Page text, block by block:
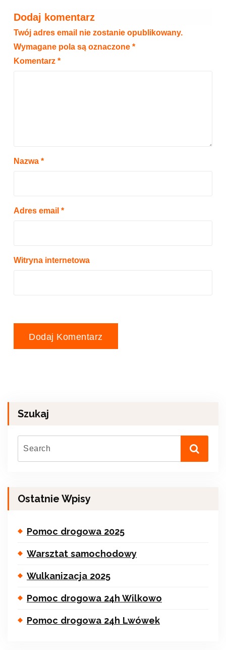
Dodaj komentarz
Twój adres email nie zostanie opublikowany.
Wymagane pola są oznaczone *
Komentarz *
Nazwa *
Adres email *
Witryna internetowa
Szukaj
Ostatnie Wpisy
Pomoc drogowa 2025
Warsztat samochodowy
Wulkanizacja 2025
Pomoc drogowa 24h Wilkowo
Pomoc drogowa 24h Lwówek